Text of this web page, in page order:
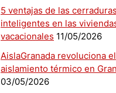
5 ventajas de las cerraduras
inteligentes en las
vacacionales 11/05/2026
AislaGranada revoluciona el
aislamiento térmico en
03/05/2026